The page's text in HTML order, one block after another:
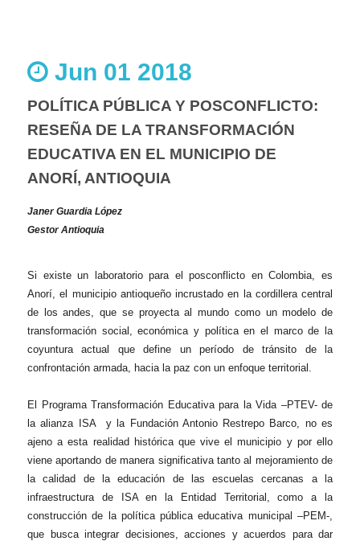
Jun 01 2018
POLÍTICA PÚBLICA Y POSCONFLICTO:
RESEÑA DE LA TRANSFORMACIÓN
EDUCATIVA EN EL MUNICIPIO DE
ANORÍ, ANTIOQUIA
Janer Guardia López
Gestor Antioquia
Si existe un laboratorio para el posconflicto en Colombia, es
Anorí, el municipio antioqueño incrustado en la cordillera central
de los andes, que se proyecta al mundo como un modelo de
transformación social, económica y política en el marco de la
coyuntura actual que define un período de tránsito de la
confrontación armada, hacia la paz con un enfoque territorial.
El Programa Transformación Educativa para la Vida –PTEV- de
la alianza ISA y la Fundación Antonio Restrepo Barco, no es
ajeno a esta realidad histórica que vive el municipio y por ello
viene aportando de manera significativa tanto al mejoramiento de
la calidad de la educación de las escuelas cercanas a la
infraestructura de ISA en la Entidad Territorial, como a la
construcción de la política pública educativa municipal –PEM-,
que busca integrar decisiones, acciones y acuerdos para dar